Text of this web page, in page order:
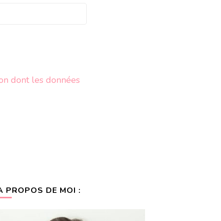
dont les données
PROPOS DE MOI :